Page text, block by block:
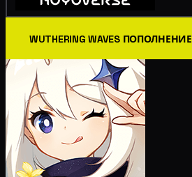
WUTHERING WAVES ПОПОЛНЕНИЕ